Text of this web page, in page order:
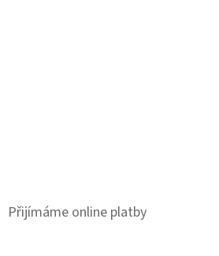
Přijímáme online platby